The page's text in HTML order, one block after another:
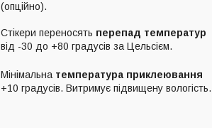
(опційно).
Стікери переносять перепад температур
від -30 до +80 градусів за Цельсієм.
Мінімальна температура приклеювання
+10 градусів. Витримує підвищену вологість.